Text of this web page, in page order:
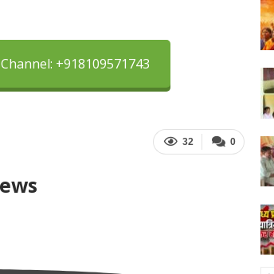
+918109571743
0
32